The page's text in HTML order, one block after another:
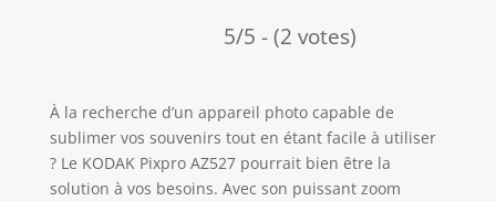
5/5 - (2 votes)
À la recherche d’un appareil photo capable de
sublimer vos souvenirs tout en étant facile à utiliser
? Le KODAK Pixpro AZ527 pourrait bien être la
solution à vos besoins. Avec son puissant zoom